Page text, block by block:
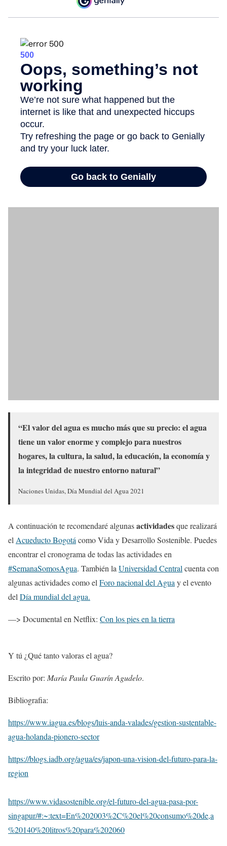
“El valor del agua es mucho más que su precio: el agua
tiene un valor enorme y complejo para nuestros
hogares, la cultura, la salud, la educación, la economía y
la integridad de nuestro entorno natural”
Naciones Unidas, Día Mundial del Agua 2021
A continuación te recomendaré algunasactividadesque realizará
el Acueducto Bogotá como Vida y Desarrollo Sostenible. Puedes
encontrar el cronograma de todas las actividades en
#SemanaSomosAgua. También la Universidad Central cuenta con
algunas actividades como el Foro nacional del Agua y el evento
del Día mundial del agua.
—> Documental en Netflix: Con los pies en la tierra
Y tú ¿Qué tanto valoras el agua?
Escrito por: María Paula Guarín Agudelo.
Bibliografia:
https://www.iagua.es/blogs/luis-anda-valades/gestion-sustentable-
agua-holanda-pionero-sector
https://blogs.iadb.org/agua/es/japon-una-vision-del-futuro-para-la-
region
https://www.vidasostenible.org/el-futuro-del-agua-pasa-por-
singapur/#:~:text=En%202003%2C%20el%20consumo%20de,a
%20140%20litros%20para%202060